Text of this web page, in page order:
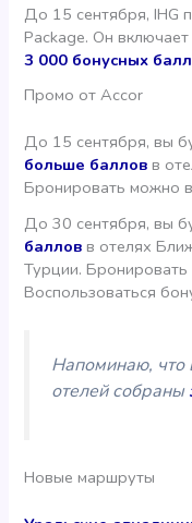
До 15 сентября, IHG
Package. Он включает
3 000 бонусных
Промо от Accor
До 15 сентября, вы
больше баллов в
Бронировать можно
До 30 сентября, вы
баллов в отелях
Турции.
Воспользоваться
Напоминаю, что
отелей собраны
Новые маршруты